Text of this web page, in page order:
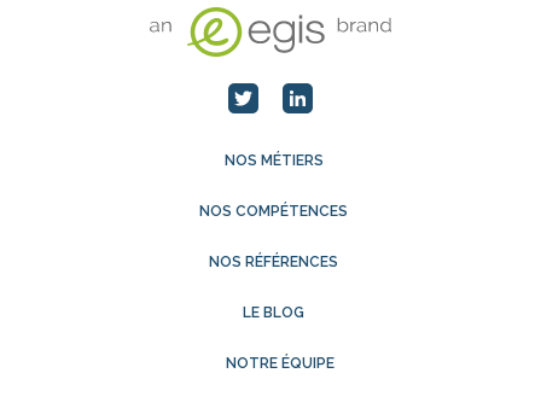
NOS MÉTIERS
NOS COMPÉTENCES
NOS RÉFÉRENCES
LE BLOG
NOTRE ÉQUIPE